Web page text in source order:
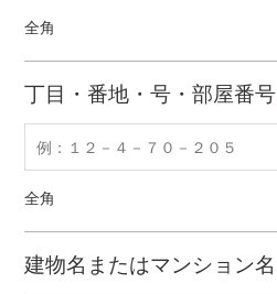
全角
丁目・番地・号・部屋番号
全角
建物名またはマンション名